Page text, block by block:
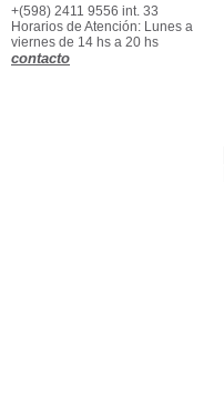
+(598) 2411 9556 int. 33
Horarios de Atención: Lunes a
viernes de 14 hs a 20 hs
contacto